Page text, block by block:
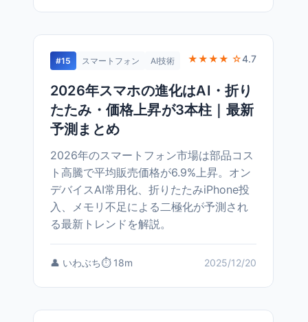
#15 スマートフォン AI技術 ★★★★ ☆4.7
2026年スマホの進化はAI・折り
たたみ・価格上昇が3本柱｜最新
予測まとめ
2026年のスマートフォン市場は部品コス
ト高騰で平均販売価格が6.9%上昇。オン
デバイスAI常用化、折りたたみiPhone投
入、メモリ不足による二極化が予測され
る最新トレンドを解説。
👤 いわぶち⏱️ 18m 2025/12/20